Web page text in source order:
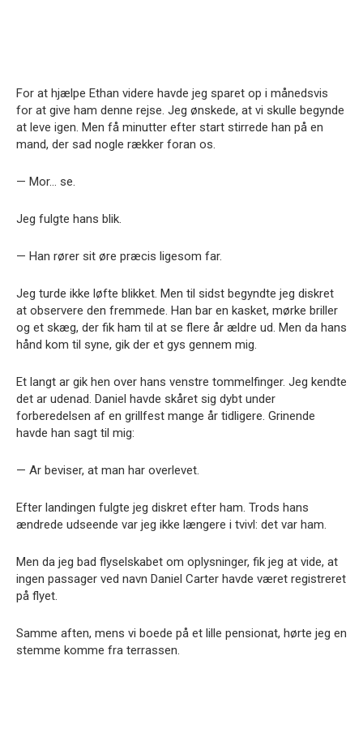
For at hjælpe Ethan videre havde jeg sparet op i månedsvis
for at give ham denne rejse. Jeg ønskede, at vi skulle begynde
at leve igen. Men få minutter efter start stirrede han på en
mand, der sad nogle rækker foran os.
— Mor… se.
Jeg fulgte hans blik.
— Han rører sit øre præcis ligesom far.
Jeg turde ikke løfte blikket. Men til sidst begyndte jeg diskret
at observere den fremmede. Han bar en kasket, mørke briller
og et skæg, der fik ham til at se flere år ældre ud. Men da hans
hånd kom til syne, gik der et gys gennem mig.
Et langt ar gik hen over hans venstre tommelfinger. Jeg kendte
det ar udenad. Daniel havde skåret sig dybt under
forberedelsen af en grillfest mange år tidligere. Grinende
havde han sagt til mig:
— Ar beviser, at man har overlevet.
Efter landingen fulgte jeg diskret efter ham. Trods hans
ændrede udseende var jeg ikke længere i tvivl: det var ham.
Men da jeg bad flyselskabet om oplysninger, fik jeg at vide, at
ingen passager ved navn Daniel Carter havde været registreret
på flyet.
Samme aften, mens vi boede på et lille pensionat, hørte jeg en
stemme komme fra terrassen.